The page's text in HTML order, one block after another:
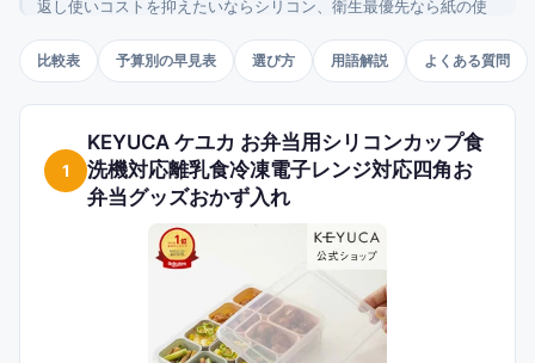
返し使いコストを抑えたいならシリコン、衛生最優先なら紙の使
イズ、汁漏れ対策もあわせて選ぶと失敗しにくくなります。
比較表 予算別の早見表 選び方 用語解説 よくある質問
1
KEYUCA ケユカ お弁当用シリコンカップ食
洗機対応離乳食冷凍電子レンジ対応四角お
弁当グッズおかず入れ